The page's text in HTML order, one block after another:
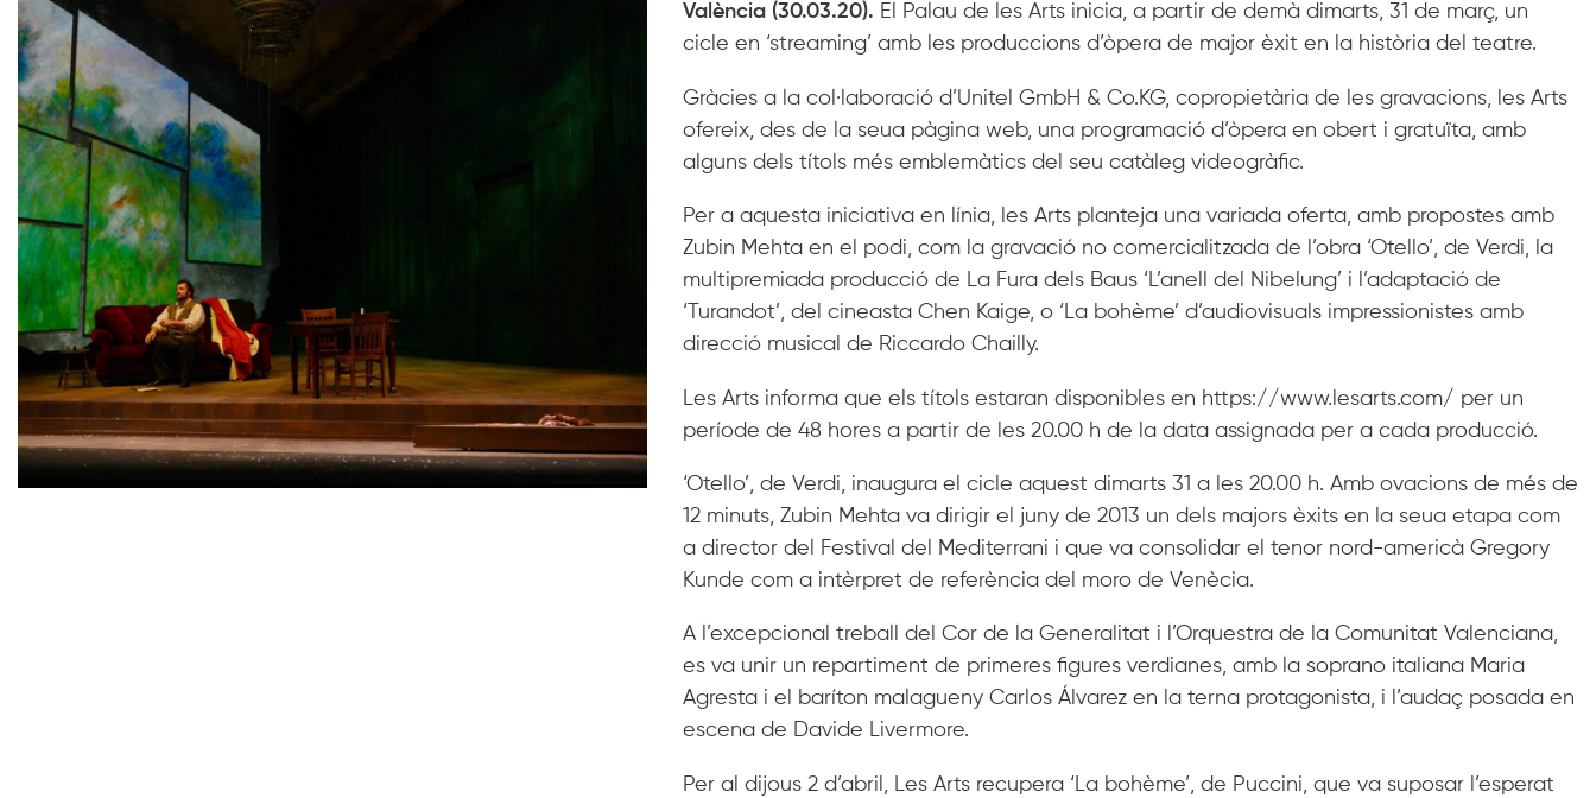
València (30.03.20). El Palau de les Arts inicia, a partir de demà dimarts, 31 de març, un
cicle en ‘streaming’ amb les produccions d’òpera de major èxit en la història del teatre.
Gràcies a la col·laboració d’Unitel GmbH & Co.KG, copropietària de les gravacions, les Arts
ofereix, des de la seua pàgina web, una programació d’òpera en obert i gratuïta, amb
alguns dels títols més emblemàtics del seu catàleg videogràfic.
Per a aquesta iniciativa en línia, les Arts planteja una variada oferta, amb propostes amb
Zubin Mehta en el podi, com la gravació no comercialitzada de l’obra ‘Otello’, de Verdi, la
multipremiada producció de La Fura dels Baus ‘L’anell del Nibelung’ i l’adaptació de
‘Turandot’, del cineasta Chen Kaige, o ‘La bohème’ d’audiovisuals impressionistes amb
direcció musical de Riccardo Chailly.
Les Arts informa que els títols estaran disponibles en https://www.lesarts.com/ per un
període de 48 hores a partir de les 20.00 h de la data assignada per a cada producció.
‘Otello’, de Verdi, inaugura el cicle aquest dimarts 31 a les 20.00 h. Amb ovacions de més de
12 minuts, Zubin Mehta va dirigir el juny de 2013 un dels majors èxits en la seua etapa com
a director del Festival del Mediterrani i que va consolidar el tenor nord-americà Gregory
Kunde com a intèrpret de referència del moro de Venècia.
A l’excepcional treball del Cor de la Generalitat i l’Orquestra de la Comunitat Valenciana,
es va unir un repartiment de primeres figures verdianes, amb la soprano italiana Maria
Agresta i el baríton malagueny Carlos Álvarez en la terna protagonista, i l’audaç posada en
escena de Davide Livermore.
Per al dijous 2 d’abril, Les Arts recupera ‘La bohème’, de Puccini, que va suposar l’esperat